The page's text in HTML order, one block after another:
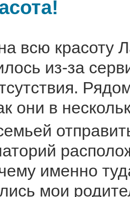
всю красоту
из-за
они в
именно
мои